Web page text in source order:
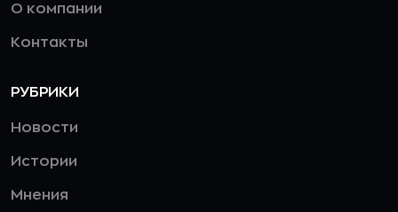
О компании
Контакты
РУБРИКИ
Новости
Истории
Мнения